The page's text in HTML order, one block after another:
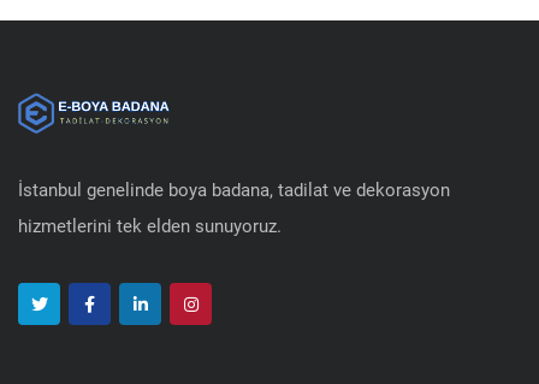
İstanbul genelinde boya badana, tadilat ve dekorasyon
hizmetlerini tek elden sunuyoruz.